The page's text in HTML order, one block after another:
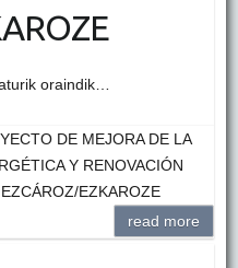
oraindik…
DE MEJORA DE LA
Y RENOVACIÓN
EZKAROZE
read more